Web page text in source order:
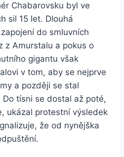
Chabarovsku byl ve
sil 15 let. Dlouhá
do smluvních
z Amurstalu a pokus o
gigantu však
v tom, aby se nejprve
a později se stal
Do tísni se dostal až poté,
ukázal protestní výsledek
že od nynějška